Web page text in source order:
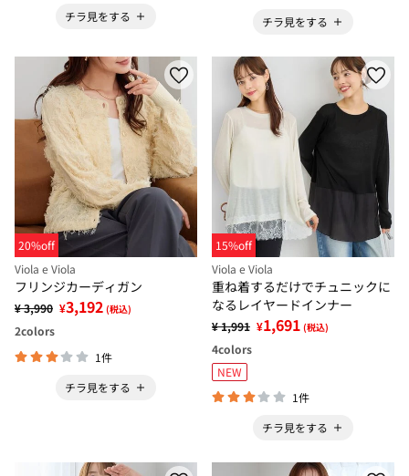
チラ見をする
チラ見をする
20%off
Viola e Viola
フリンジカーディガン
¥ 3,990 ¥3,192 (税込)
2colors
1件
チラ見をする
15%off
Viola e Viola
重ね着するだけでチュニックに
なるレイヤードインナー
¥ 1,991 ¥1,691 (税込)
4colors
NEW
1件
チラ見をする